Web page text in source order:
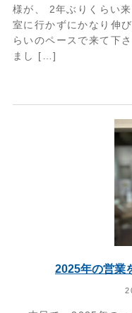
様が、 2年ぶりくらい
室に行かずにかなり伸
らいのペースで来て下
まし […]
2025年の営業